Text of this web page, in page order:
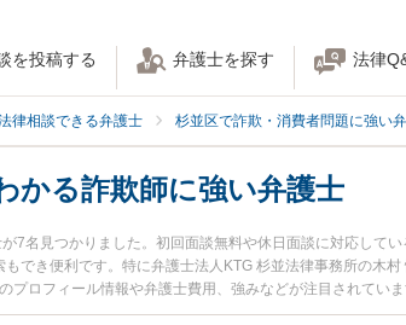
を投稿する 弁護士を探す 法律
律相談できる弁護士 杉並区で詐欺・消費者問題に強い
かる詐欺師に強い弁護士
7名見つかりました。初回面談無料や休日面談に対応して
でき便利です。特に弁護士法人KTG 杉並法律事務所の木
プロフィール情報や弁護士費用、強みなどが注目されてい
』『本名・住所・電話番号がわかる詐欺師のトラブル解決